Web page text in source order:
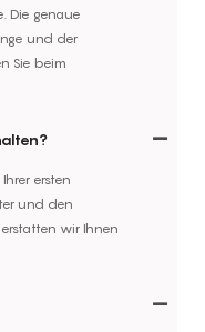
Die genaue
und der
Sie beim
ersten
und den
erstatten wir Ihnen